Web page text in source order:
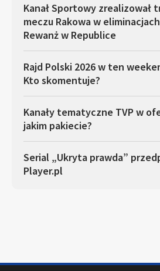
Kanał Sportowy zrealizował
meczu Rakowa w
Rewanż w Republice
Rajd Polski 2026 w ten
Kto skomentuje?
Kanały tematyczne TVP w
jakim pakiecie?
Serial „Ukryta prawda”
Player.pl